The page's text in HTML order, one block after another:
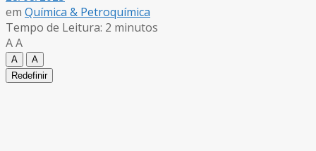
em Química & Petroquímica
Tempo de Leitura: 2 minutos
AA
A
A
Redefinir